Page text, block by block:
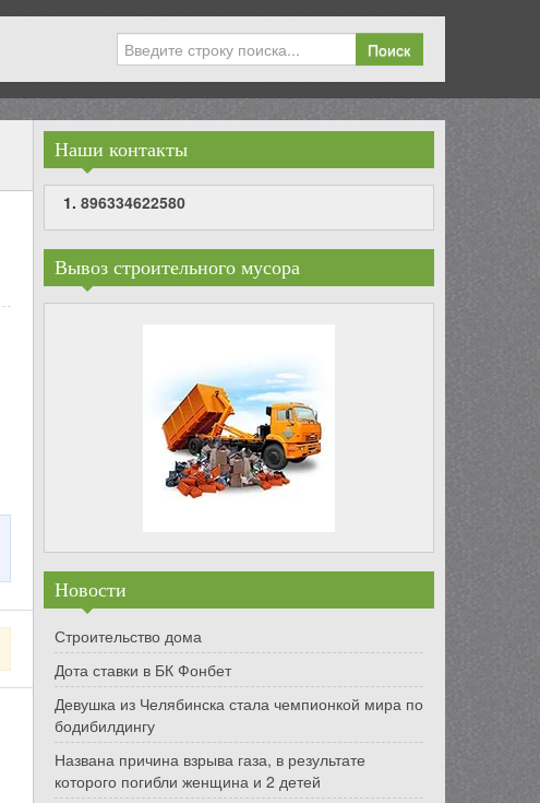
Поиск
Наши контакты
896334622580
Вывоз строительного мусора
Новости
Строительство дома
Дота ставки в БК Фонбет
Девушка из Челябинска стала чемпионкой мира по
бодибилдингу
Названа причина взрыва газа, в результате
которого погибли женщина и 2 детей